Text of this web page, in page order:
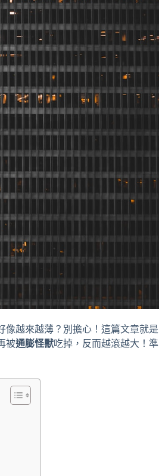
像越來越薄？別擔心！這篇文章就是
被通膨怪獸吃掉，反而越滾越大！準